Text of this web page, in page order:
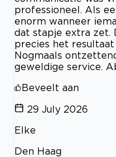
professioneel. Als
enorm wanneer
dat stapje extra zet.
precies het
Nogmaals
geweldige service.
Beveelt aan
29 July 2026
Elke
Den Haag